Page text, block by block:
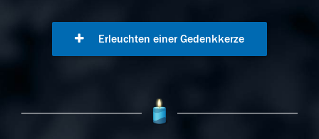
Erleuchten einer Gedenkkerze